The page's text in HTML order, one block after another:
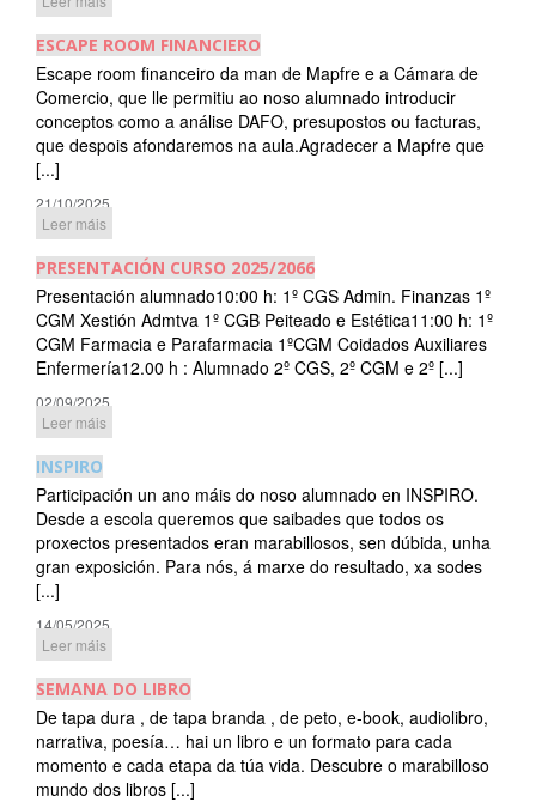
ESCAPE ROOM FINANCIERO
Escape room financeiro da man de Mapfre e a Cámara de
Comercio, que lle permitiu ao noso alumnado introducir
conceptos como a análise DAFO, presupostos ou facturas,
que despois afondaremos na aula.Agradecer a Mapfre que
[...]
21/10/2025
Leer máis
PRESENTACIÓN CURSO 2025/2066
Presentación alumnado10:00 h: 1º CGS Admin. Finanzas 1º
CGM Xestión Admtva 1º CGB Peiteado e Estética11:00 h: 1º
CGM Farmacia e Parafarmacia 1ºCGM Coidados Auxiliares
Enfermería12.00 h : Alumnado 2º CGS, 2º CGM e 2º [...]
02/09/2025
Leer máis
INSPIRO
Participación un ano máis do noso alumnado en INSPIRO.
Desde a escola queremos que saibades que todos os
proxectos presentados eran marabillosos, sen dúbida, unha
gran exposición. Para nós, á marxe do resultado, xa sodes
[...]
14/05/2025
Leer máis
SEMANA DO LIBRO
De tapa dura , de tapa branda , de peto, e-book, audiolibro,
narrativa, poesía… hai un libro e un formato para cada
momento e cada etapa da túa vida. Descubre o marabilloso
mundo dos libros [...]